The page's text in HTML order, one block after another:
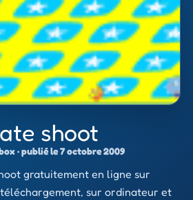
shoot
· publié le 7 octobre 2009
gratuitement en ligne sur
sur ordinateur et